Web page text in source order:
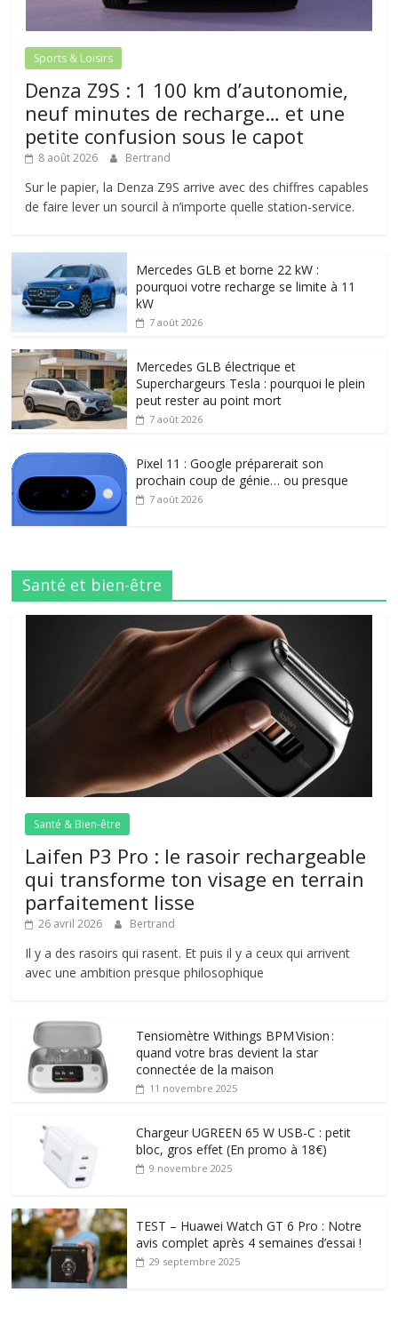
Sports & Loisirs
Denza Z9S : 1 100 km d’autonomie,
neuf minutes de recharge… et une
petite confusion sous le capot
8 août 2026 Bertrand
Sur le papier, la Denza Z9S arrive avec des chiffres capables
de faire lever un sourcil à n’importe quelle station-service.
Mercedes GLB et borne 22 kW :
pourquoi votre recharge se limite à 11
kW
7 août 2026
Mercedes GLB électrique et
Superchargeurs Tesla : pourquoi le plein
peut rester au point mort
7 août 2026
Pixel 11 : Google préparerait son
prochain coup de génie… ou presque
7 août 2026
Santé et bien-être
Santé & Bien-être
Laifen P3 Pro : le rasoir rechargeable
qui transforme ton visage en terrain
parfaitement lisse
26 avril 2026 Bertrand
Il y a des rasoirs qui rasent. Et puis il y a ceux qui arrivent
avec une ambition presque philosophique
Tensiomètre Withings BPM Vision :
quand votre bras devient la star
connectée de la maison
11 novembre 2025
Chargeur UGREEN 65 W USB-C : petit
bloc, gros effet (En promo à 18€)
9 novembre 2025
TEST – Huawei Watch GT 6 Pro : Notre
avis complet après 4 semaines d’essai !
29 septembre 2025